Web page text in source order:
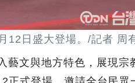
12日盛大登場。/記者 周
藝文與地方特色，展現宗